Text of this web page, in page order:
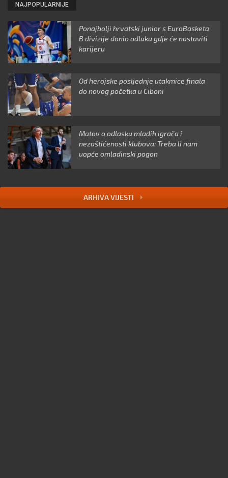
NAJPOPULARNIJE
Ponajbolji hrvatski junior s EuroBasketa
B divizije donio odluku gdje će nastaviti
karijeru
Od herojske posljednje utakmice finala
do novog početka u Ciboni
Matov o odlasku mladih igrača i
nezaštićenosti klubova: Treba li nam
uopće omladinski pogon
ARHIVA VIJESTI